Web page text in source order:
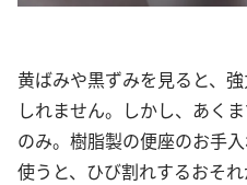
黄ばみや黒ずみを見ると、
しれません。しかし、あく
のみ。樹脂製の便座のお手
使うと、ひび割れするおそ